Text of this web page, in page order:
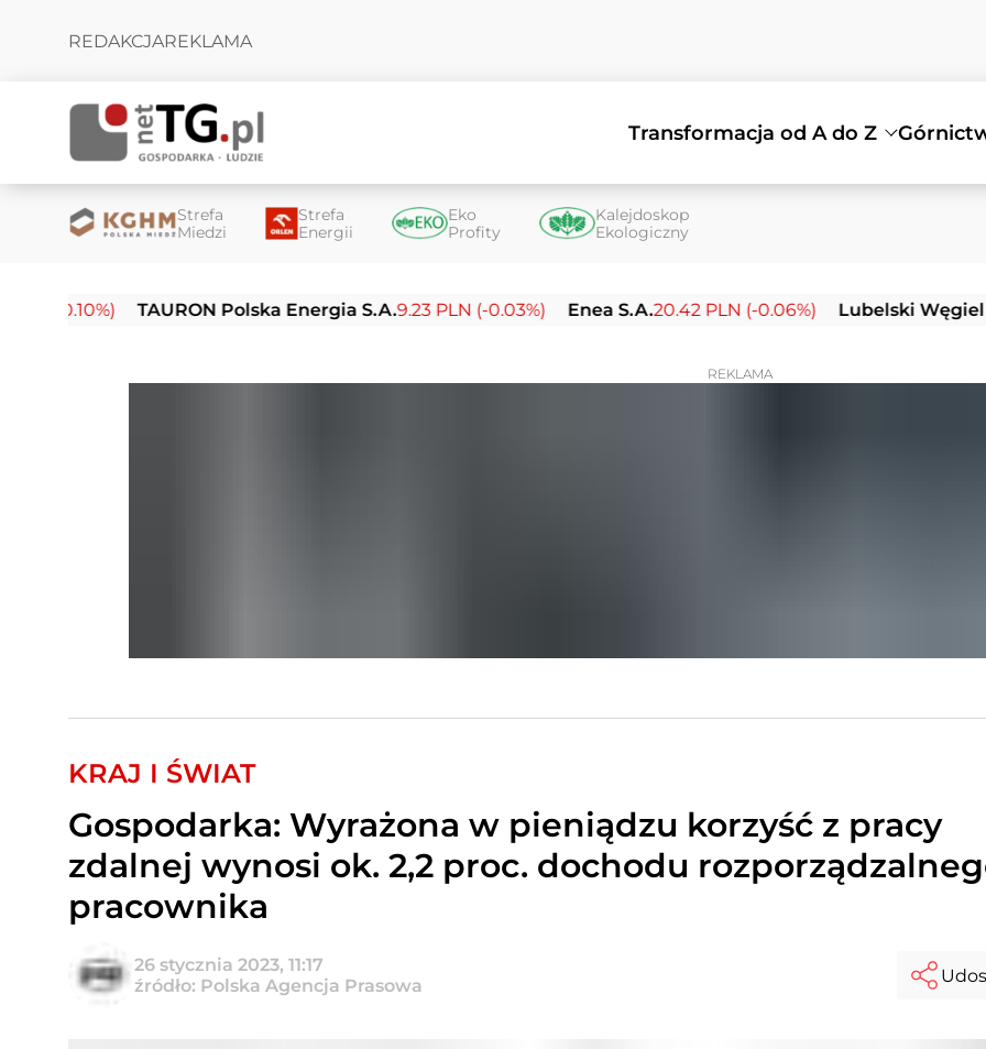
REDAKCJAREKLAMA
Transformacja od A do Z
Strefa
Miedzi
Strefa
Energii
Eko
Profity
Kalejdoskop
Ekologiczny
TAURON Polska Energia S.A.9.23 PLN (-0.03%) Enea S.A.20.42 PLN (-0.06%) Lubelski Węgiel
REKLAMA
KRAJ I ŚWIAT
Gospodarka: Wyrażona w pieniądzu korzyść z pracy
zdalnej wynosi ok. 2,2 proc. dochodu
pracownika
26 stycznia 2023, 11:17
źródło: Polska Agencja Prasowa